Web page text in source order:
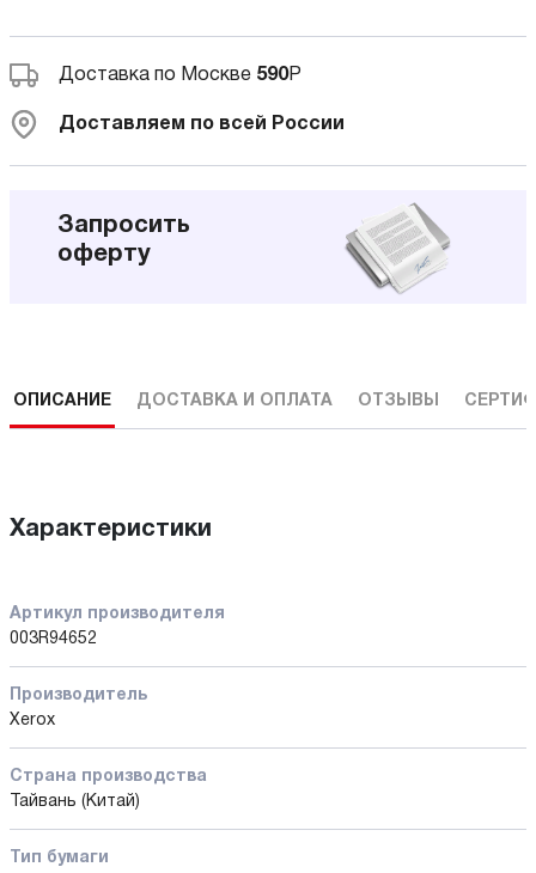
Доставка по Москве 590Р
Доставляем по всей России
Запросить
оферту
ОПИСАНИЕ ДОСТАВКА И ОПЛАТА ОТЗЫВЫ
Характеристики
Артикул производителя
003R94652
Производитель
Xerox
Страна производства
Тайвань (Китай)
Тип бумаги